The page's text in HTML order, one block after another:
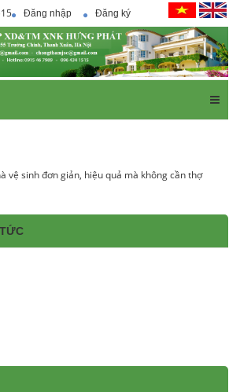
Đăng nhập Đăng ký
vệ sinh đơn giản, hiệu quả mà không cần thợ